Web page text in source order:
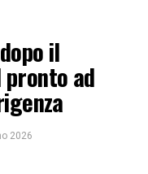
il
pronto ad
2026